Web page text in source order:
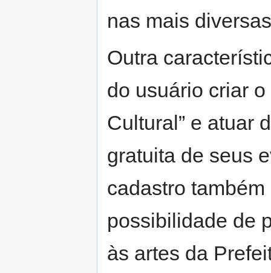
nas mais
Outra
do usuário criar
Cultural” e atuar
gratuita de seus
cadastro
possibilidade de
às artes da